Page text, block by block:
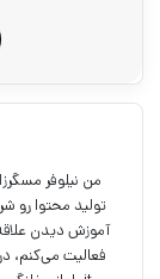
تولید محتوا رو
آموزش دیدن
فعالیت می‌کنم،